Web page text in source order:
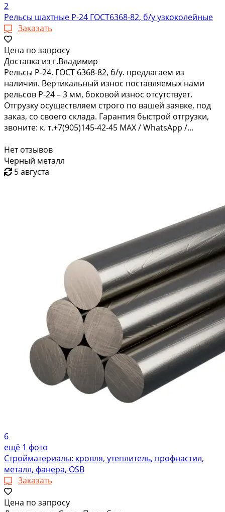
2
Рельсы шахтные Р-24 ГОСТ6368-82, б/у узкоколейные
Заказать
Цена по запросу
Доставка из г.Владимир
Рельсы Р-24, ГОСТ 6368-82, б/у. предлагаем из
наличия. Вертикальный износ поставляемых нами
рельсов Р-24 – 3 мм, боковой износ отсутствует.
Отгрузку осуществляем строго по вашей заявке, под
заказ, со своего склада. Гарантия быстрой отгрузки,
звоните: к. т.+7(905)145-42-45 MAX / WhatsApp /...
Нет отзывов
Черный металл
5 августа
6
ещё 1 фото
Стройматериалы: кровля, утеплитель, профнастил,
металл, фанера, OSB
Заказать
Цена по запросу